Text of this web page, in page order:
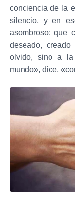
conciencia de la
silencio, y en
asombroso: que
deseado,
olvido, sino a la
mundo», dice,